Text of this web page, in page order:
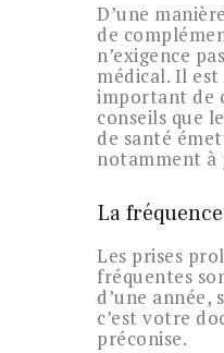
D’une
de
n’exigence
médical. Il
important de
conseils que
de santé
notamment à
La
Les prises
fréquentes
d’une année,
c’est votre
préconise.